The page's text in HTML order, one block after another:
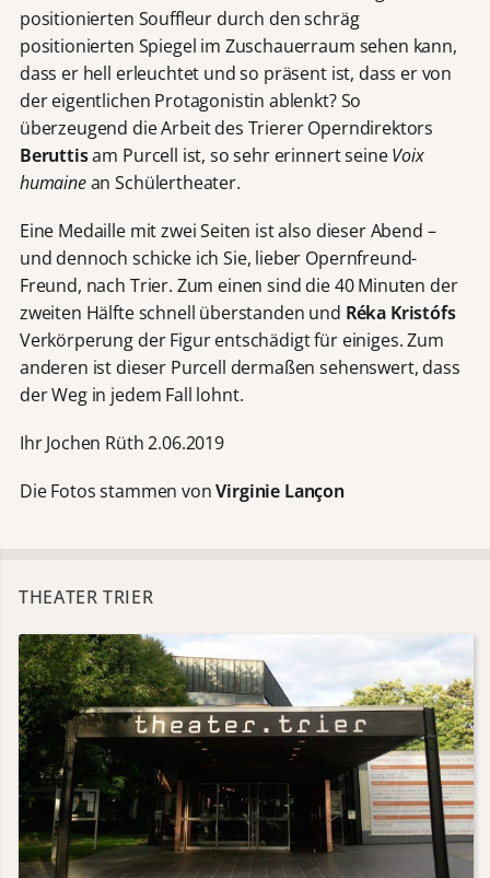
positionierten Souffleur durch den schräg
positionierten Spiegel im Zuschauerraum sehen kann,
dass er hell erleuchtet und so präsent ist, dass er von
der eigentlichen Protagonistin ablenkt? So
überzeugend die Arbeit des Trierer Operndirektors
Beruttisam Purcell ist, so sehr erinnert seineVoix
humainean Schülertheater.
Eine Medaille mit zwei Seiten ist also dieser Abend –
und dennoch schicke ich Sie, lieber Opernfreund-
Freund, nach Trier. Zum einen sind die 40 Minuten der
zweiten Hälfte schnell überstanden und Réka Kristófs
Verkörperung der Figur entschädigt für einiges. Zum
anderen ist dieser Purcell dermaßen sehenswert, dass
der Weg in jedem Fall lohnt.
Ihr Jochen Rüth 2.06.2019
Die Fotos stammen vonVirginie Lançon
THEATER TRIER